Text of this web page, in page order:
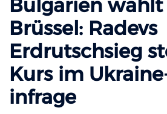
Bulgarien wählt
Brüssel: Radevs
Erdrutschsieg
Kurs im
infrage